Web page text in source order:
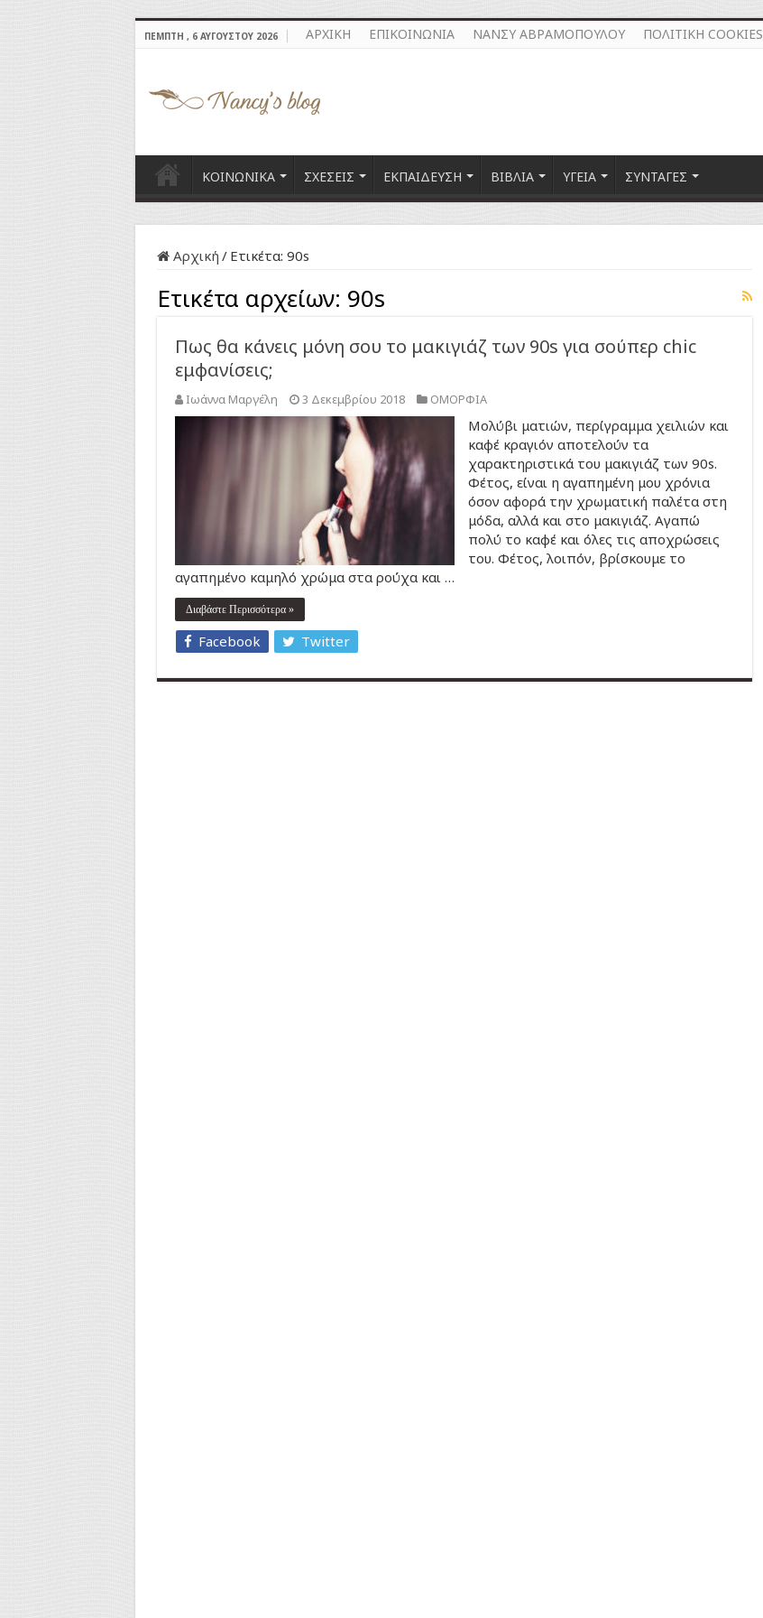
ΠΈΜΠΤΗ , 6 ΑΥΓΟΎΣΤΟΥ 2026 ΑΡΧΙΚΗ ΕΠΙΚΟΙΝΩΝΙΑ ΝΑΝΣΥ ΑΒΡΑΜΟΠΟΥΛΟΥ ΠΟΛΙΤΙΚΗ COOKIES
ΚΟΙΝΩΝΙΚΑ ΣΧΕΣΕΙΣ ΕΚΠΑΙΔΕΥΣΗ ΒΙΒΛΙΑ ΥΓΕΙΑ ΣΥΝΤΑΓΕΣ
Αρχική / Ετικέτα: 90s
Ετικέτα αρχείων: 90s
Πως θα κάνεις μόνη σου το μακιγιάζ των 90s για σούπερ chic
εμφανίσεις;
Ιωάννα Μαργέλη 3 Δεκεμβρίου 2018 ΟΜΟΡΦΙΑ
Μολύβι ματιών, περίγραμμα χειλιών και
καφέ κραγιόν αποτελούν τα
χαρακτηριστικά του μακιγιάζ των 90s.
Φέτος, είναι η αγαπημένη μου χρόνια
όσον αφορά την χρωματική παλέτα στη
μόδα, αλλά και στο μακιγιάζ. Αγαπώ
πολύ το καφέ και όλες τις αποχρώσεις
του. Φέτος, λοιπόν, βρίσκουμε το
αγαπημένο καμηλό χρώμα στα ρούχα και …
Διαβάστε Περισσότερα »
Facebook Twitter